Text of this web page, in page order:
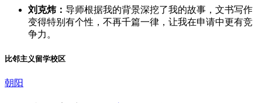
刘克炜： 导师根据我的背景深挖了我的故事，文书写作
变得特别有个性，不再千篇一律，让我在申请中更有竞
争力。
比邻主义留学校区
朝阳